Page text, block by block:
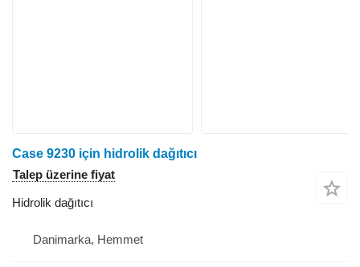
Case 9230 için hidrolik dağıtıcı
Talep üzerine fiyat
Hidrolik dağıtıcı
Danimarka, Hemmet